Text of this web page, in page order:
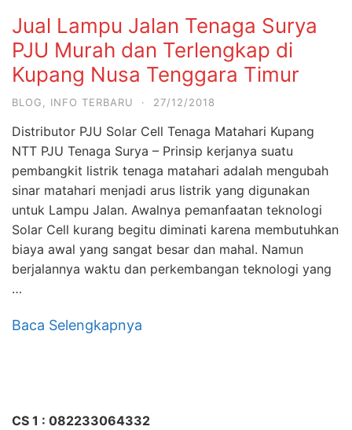
Jual Lampu Jalan Tenaga Surya
PJU Murah dan Terlengkap di
Kupang Nusa Tenggara Timur
BLOG INFO TERBARU · 27/12/2018
Distributor PJU Solar Cell Tenaga Matahari Kupang
NTT PJU Tenaga Surya – Prinsip kerjanya suatu
pembangkit listrik tenaga matahari adalah mengubah
sinar matahari menjadi arus listrik yang digunakan
untuk Lampu Jalan. Awalnya pemanfaatan teknologi
Solar Cell kurang begitu diminati karena membutuhkan
biaya awal yang sangat besar dan mahal. Namun
berjalannya waktu dan perkembangan teknologi yang
…
Baca Selengkapnya
CS 1 : 082233064332